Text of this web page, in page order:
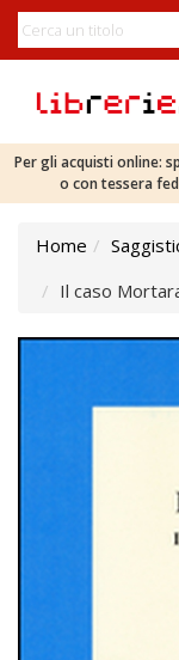
Per gli acquisti online:
o con tessera
Home
Il caso